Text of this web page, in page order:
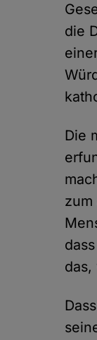
die
Die
zum
das,